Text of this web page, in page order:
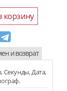
корзину
и возврат
Дата,